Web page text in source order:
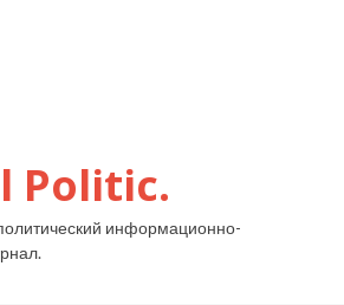
Politic.
информационно-